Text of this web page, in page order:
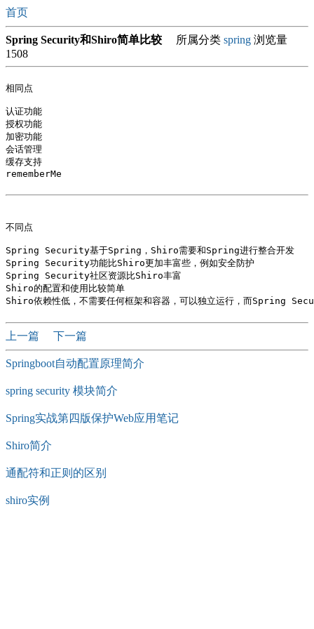
首页
Spring Security和Shiro简单比较 所属分类 spring 浏览量
1508
相同点
认证功能
授权功能
加密功能
会话管理
缓存支持
rememberMe
不同点
Spring Security基于Spring，Shiro需要和Spring进行整合开发
Spring Security功能比Shiro更加丰富些，例如安全防护
Spring Security社区资源比Shiro丰富
Shiro的配置和使用比较简单
上一篇 下一篇
Springboot自动配置原理简介
spring security 模块简介
Spring实战第四版保护Web应用笔记
Shiro简介
通配符和正则的区别
shiro实例